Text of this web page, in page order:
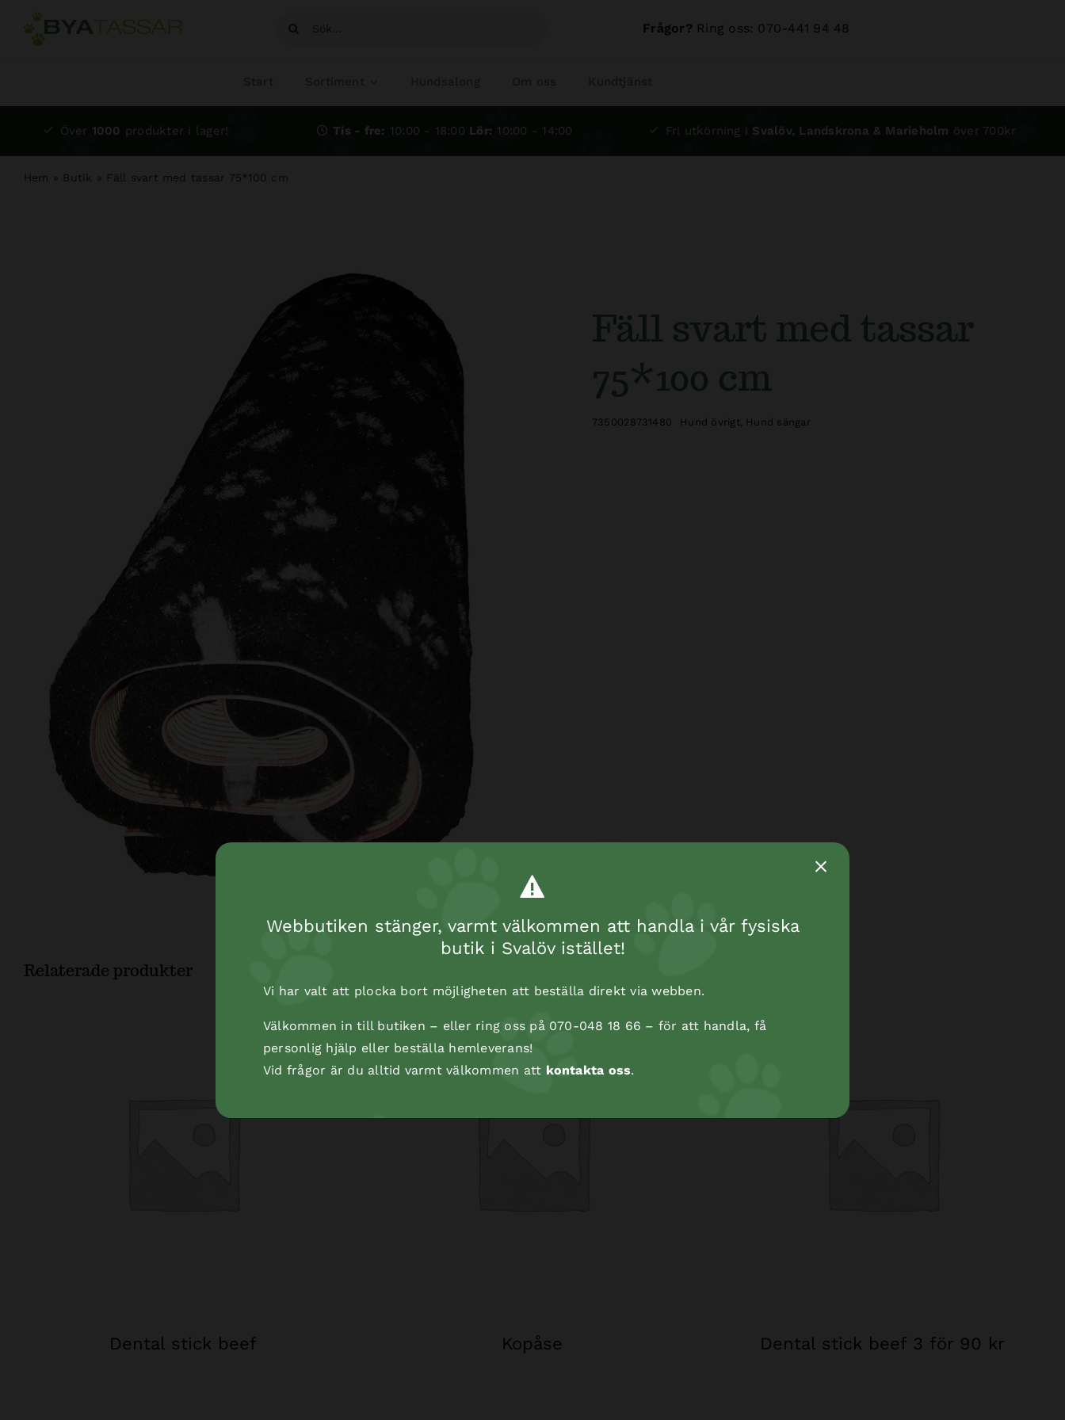
Fortsätt
Sök
Frågor? Ring oss: 070-441 94 48
Över 1000 produkter i lager! Tis - fre: 10:00 - 18:00 Lör: 10:00 - 14:00 Fri utkörning i Svalöv, Landskrona & Marieholm över 700kr
Hem » Butik » Fäll svart med tassar 75*100 cm
Fäll svart med tassar
75*100 cm
7350028731480 Hund övrigt Hund sängar
Relaterade produkter
Dental stick beef Kopåse Dental stick beef 3 för 90 kr
Webbutiken stänger, varmt välkommen att handla i vår fysiska
butik i Svalöv istället!
Vi har valt att plocka bort möjligheten att beställa direkt via webben.
Välkommen in till butiken – eller ring oss på 070-048 18 66 – för att handla, få
personlig hjälp eller beställa hemleverans!
Vid frågor är du alltid varmt välkommen att kontakta oss.